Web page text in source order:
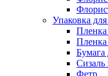
Упаковка
Пленка
Бумага
Сизаль
Фетр